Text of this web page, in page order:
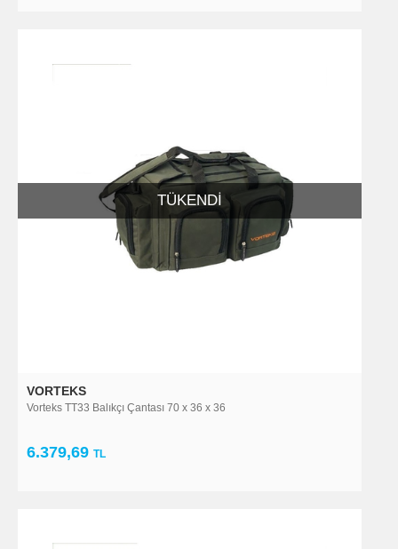
TÜKENDI
VORTEKS
Vorteks TT33 Balıkçı Çantası 70 x 36 x 36
6.379,69 TL